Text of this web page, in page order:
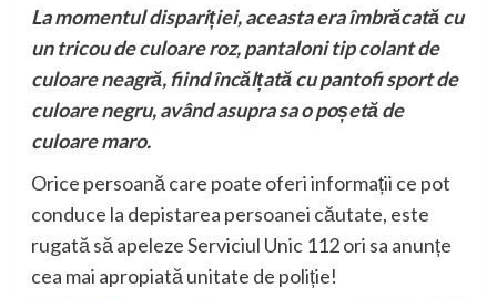
La momentul dispariției, aceasta era îmbrăcată cu
un tricou de culoare roz, pantaloni tip colant de
culoare neagră, fiind încălțată cu pantofi sport de
culoare negru, având asupra sa o poșetă de
culoare maro.
Orice persoană care poate oferi informații ce pot
conduce la depistarea persoanei căutate, este
rugată să apeleze Serviciul Unic 112 ori sa anunțe
cea mai apropiată unitate de poliție!